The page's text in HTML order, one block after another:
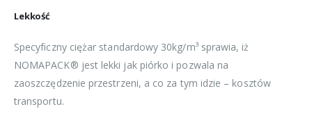
Lekkość
Specyficzny ciężar standardowy 30kg/m³ sprawia, iż
NOMAPACK® jest lekki jak piórko i pozwala na
zaoszczędzenie przestrzeni, a co za tym idzie – kosztów
transportu.